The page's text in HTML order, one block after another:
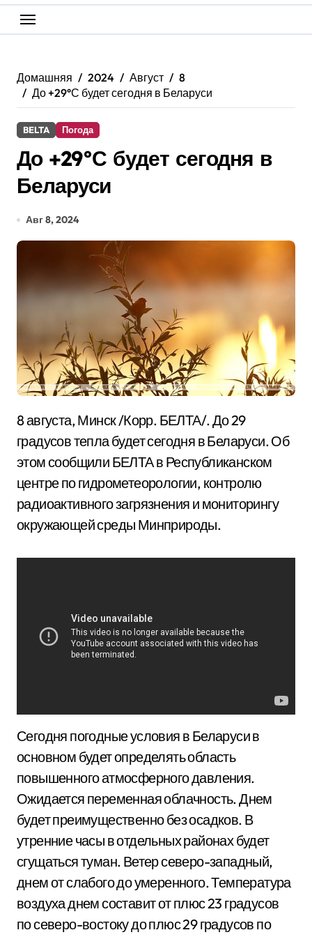
Домашняя 2024 Август
8
До +29°С будет сегодня в Беларуси
BELTA Погода
До +29°С будет сегодня в
Беларуси
Авг 8, 2024
8 августа, Минск /Корр. БЕЛТА/. До 29
градусов тепла будет сегодня в Беларуси. Об
этом сообщили БЕЛТА в Республиканском
центре по гидрометеорологии, контролю
радиоактивного загрязнения и мониторингу
окружающей среды Минприроды.
Сегодня погодные условия в Беларуси в
основном будет определять область
повышенного атмосферного давления.
Ожидается переменная облачность. Днем
будет преимущественно без осадков. В
утренние часы в отдельных районах будет
сгущаться туман. Ветер северо-западный,
днем от слабого до умеренного. Температура
воздуха днем составит от плюс 23 градусов
по северо-востоку до плюс 29 градусов по